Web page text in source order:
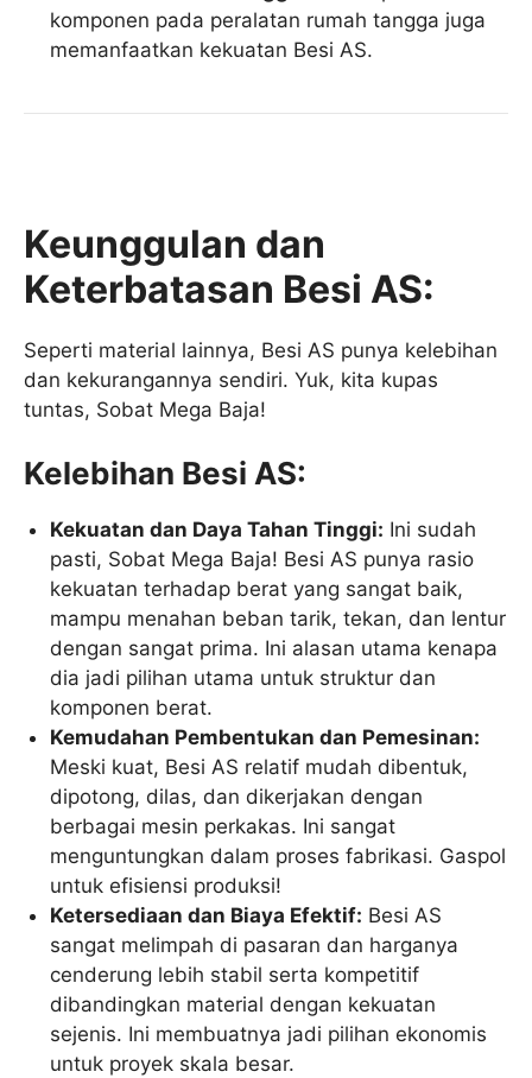
komponen pada peralatan rumah tangga juga
memanfaatkan kekuatan Besi AS.
Keunggulan dan
Keterbatasan Besi AS:
Seperti material lainnya, Besi AS punya kelebihan
dan kekurangannya sendiri. Yuk, kita kupas
tuntas, Sobat Mega Baja!
Kelebihan Besi AS:
Kekuatan dan Daya Tahan Tinggi: Ini sudah
pasti, Sobat Mega Baja! Besi AS punya rasio
kekuatan terhadap berat yang sangat baik,
mampu menahan beban tarik, tekan, dan lentur
dengan sangat prima. Ini alasan utama kenapa
dia jadi pilihan utama untuk struktur dan
komponen berat.
Kemudahan Pembentukan dan Pemesinan:
Meski kuat, Besi AS relatif mudah dibentuk,
dipotong, dilas, dan dikerjakan dengan
berbagai mesin perkakas. Ini sangat
menguntungkan dalam proses fabrikasi. Gaspol
untuk efisiensi produksi!
Ketersediaan dan Biaya Efektif: Besi AS
sangat melimpah di pasaran dan harganya
cenderung lebih stabil serta kompetitif
dibandingkan material dengan kekuatan
sejenis. Ini membuatnya jadi pilihan ekonomis
untuk proyek skala besar.